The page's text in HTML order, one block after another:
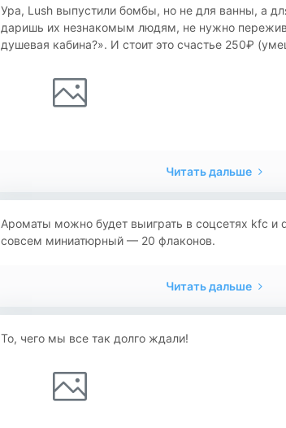
Ура, Lush выпустили бомбы, но не для ванны, а
даришь их незнакомым людям, не нужно
душевая кабина?». И стоит это счастье 250₽
Читать дальше
Ароматы можно будет выиграть в соцсетях kfc и
совсем миниатюрный — 20 флаконов.
Читать дальше
То, чего мы все так долго ждали!